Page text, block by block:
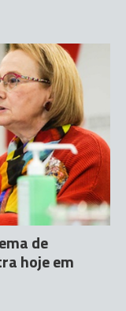
de
hoje em